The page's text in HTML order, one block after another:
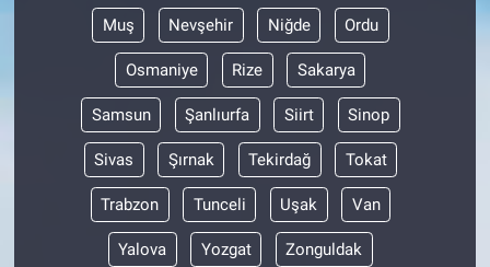
Muş Nevşehir Niğde Ordu
Osmaniye Rize Sakarya
Samsun Şanlıurfa Siirt Sinop
Sivas Şırnak Tekirdağ Tokat
Trabzon Tunceli Uşak Van
Yalova Yozgat Zonguldak
Teknoloji
Türkiye'nin Geleceği
Türkiye'nin Gündemi
Yerel Gündem